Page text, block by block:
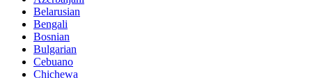
Belarusian
Bengali
Bosnian
Bulgarian
Cebuano
Chichewa